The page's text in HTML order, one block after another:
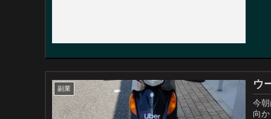
副業 ウ
今
向